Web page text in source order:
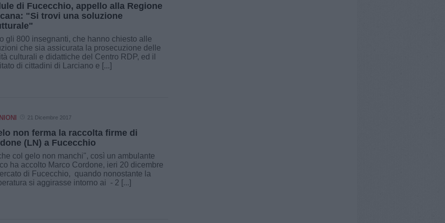
di Fucecchio, appello alla Regione
"Si trovi una soluzione
gli 800 insegnanti, che hanno chiesto alle
che sia assicurata la prosecuzione delle
culturali e didattiche del Centro RDP, ed il
di cittadini di Larciano e [...]
21 Dicembre 2017
non ferma la raccolta firme di
(LN) a Fucecchio
col gelo non manchi", così un ambulante
ha accolto Marco Cordone, ieri 20 dicembre
di Fucecchio, quando nonostante la
si aggirasse intorno ai - 2 [...]